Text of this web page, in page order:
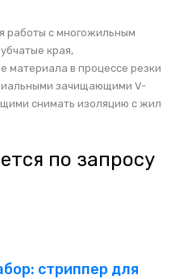
работы с многожильным
края,
в процессе резки
зачищающими V-
снимать изоляцию с жил
по запросу
стриппер для